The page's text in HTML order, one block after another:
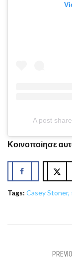
A post
Κοινοποίησε
Tags: Casey Stoner,